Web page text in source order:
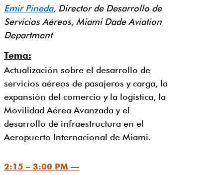
Emir Pineda, Director de Desarrollo de
Servicios Aéreos, Miami Dade Aviation
Department
Tema:
Actualización sobre el desarrollo de
servicios aéreos de pasajeros y carga, la
expansión del comercio y la logística, la
Movilidad Aérea Avanzada y el
desarrollo de infraestructura en el
Aeropuerto Internacional de Miami.
2:15 – 3:00 PM —